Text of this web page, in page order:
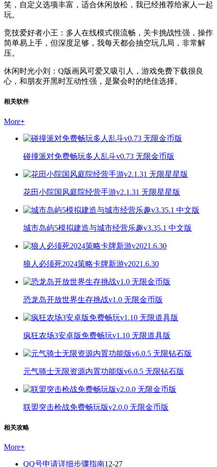
笑，自定义选项丰富，适合休闲放松，我已经推荐给家人一起
玩。
竞技爱好者小王：多人在线模式很流畅，关卡挑战性强，操作
简单易上手，但深度足够，我每天都会抽空玩几局，非常解
压。
休闲时光小刘：Q版画风可爱又吸引人，游戏免费下载很良
心，和朋友开黑时互动性强，是聚会时的绝佳选择。
相关软件
More+
碰撞派对免费畅玩多人乱斗v0.73 无限金币版
花田小院国风庭院经营手游v2.1.31 无限星星版
城市岛屿5模拟建造与城市经营乐趣v3.35.1 中文版
狼人必须死2024策略卡牌新游v2021.6.30
恐龙岛开放世界生存挑战v1.0 无限金币版
疯狂农场3安卓版免费畅玩v1.10 无限道具版
元气骑士无限资源内置功能版v6.0.5 无限钻石版
联盟突击枪战免费畅玩版v2.0.0 无限金币版
相关攻略
More+
QQ号申请详细步骤指南12-27